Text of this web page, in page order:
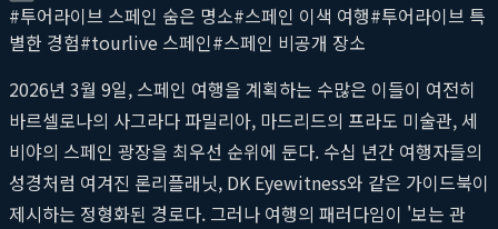
#투어라이브 스페인 숨은 명소#스페인 이색 여행#투어라이브 특
별한 경험#tourlive 스페인#스페인 비공개 장소
2026년 3월 9일, 스페인 여행을 계획하는 수많은 이들이 여전히
바르셀로나의 사그라다 파밀리아, 마드리드의 프라도 미술관, 세
비야의 스페인 광장을 최우선 순위에 둔다. 수십 년간 여행자들의
성경처럼 여겨진 론리플래닛, DK Eyewitness와 같은 가이드북이
제시하는 정형화된 경로다. 그러나 여행의 패러다임이 '보는 관